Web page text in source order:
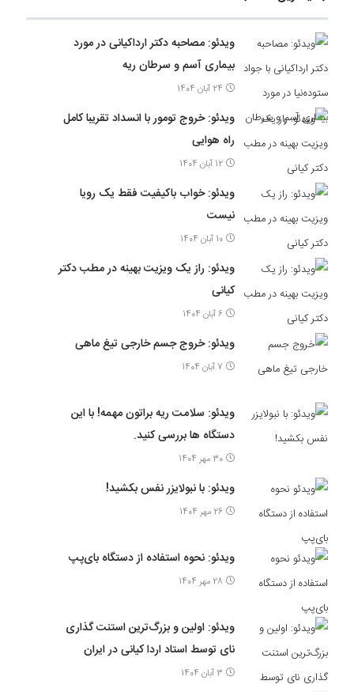
ویدئو: مصاحبه دکتر ارداکیانی در مورد
بیماری آسم و سرطان ریه
24 آبان 1404
ویدئو: خروج تومور با انسداد تقریبا کامل
راه هوایی
12 آبان 1404
ویدئو: خواب باکیفیت فقط یک رویا
نیست
10 آبان 1404
ویدئو: راز یک ویزیت بهینه در مطب دکتر
کیانی
6 آبان 1404
ویدئو: خروج جسم خارجی تیغ ماهی
7 آبان 1404
ویدئو: سلامت ریه براتون مهمه! با این
دستگاه ها بررسی کنید.
30 مهر 1404
ویدئو: با نبولایزر نفس بکشید!
26 مهر 1404
ویدئو: نحوه استفاده از دستگاه بای‌پپ
28 مهر 1404
ویدئو: اولین و بزرگ‌ترین استنت گذاری
نای توسط استاد اردا کیانی در ایران
3 آبان 1404